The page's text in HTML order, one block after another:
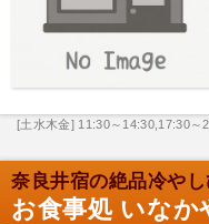
[土水木金] 11:30～14:30,17:30～
奈良井宿の絶品冷やし
お食事処 いなか